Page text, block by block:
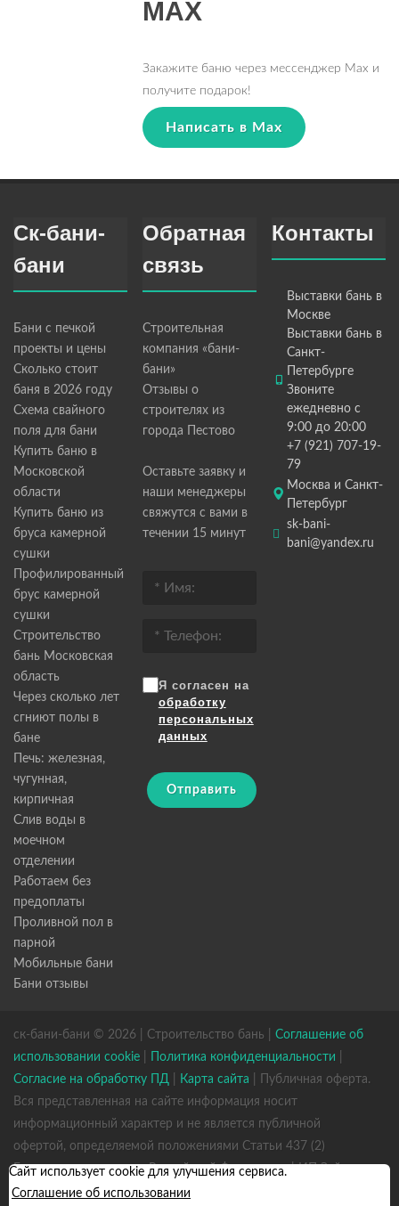
MAX
Закажите баню через мессенджер Max и
получите подарок!
Написать в Max
Ск-бани-
бани
Бани с печкой
проекты и цены
Сколько стоит
баня в 2026 году
Схема свайного
поля для бани
Купить баню в
Московской
области
Купить баню из
бруса камерной
сушки
Профилированный
брус камерной
сушки
Строительство
бань Московская
область
Через сколько лет
сгниют полы в
бане
Печь: железная,
чугунная,
кирпичная
Слив воды в
моечном
отделении
Работаем без
предоплаты
Проливной пол в
парной
Мобильные бани
Бани отзывы
Обратная
связь
Строительная
компания «бани-
бани»
Отзывы о
строителях из
города Пестово
Оставьте заявку и
наши менеджеры
свяжутся с вами в
течении 15 минут
Я согласен на
обработку
персональных
данных
Отправить
Контакты
Выставки бань в
Москве
Выставки бань в
Санкт-
Петербурге
Звоните
ежедневно с
9:00 до 20:00
+7 (921) 707-19-
79
Москва и Санкт-
Петербург
sk-bani-
bani@yandex.ru
ск-бани-бани © 2026 | Строительство бань | Соглашение об
использовании cookie
Политика конфиденциальности
Согласие на обработку ПД
Карта сайта | Публичная оферта.
Вся представленная на сайте информация носит
информационный характер и не является публичной
офертой, определяемой положениями Статьи 437 (2)
Гражданского кодекса Российской Федерации. | ИП Зайцев
К. А. ИНН 531301660823 ОГРН 317784700352926
Сайт использует cookie для улучшения сервиса.
Соглашение об использовании